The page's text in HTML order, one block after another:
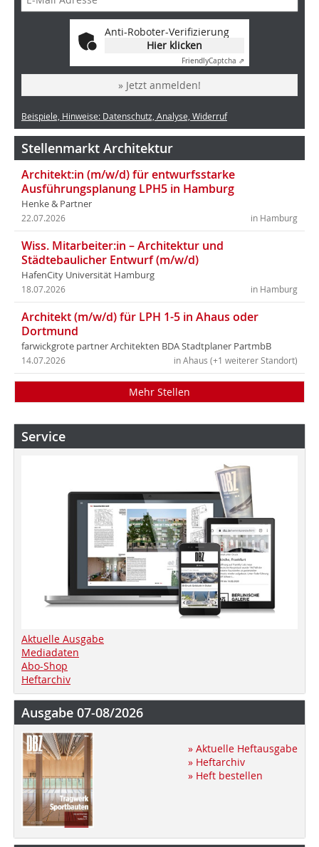
Anti-Roboter-Verifizierung
Hier klicken
FriendlyCaptcha ⇗
» Jetzt anmelden!
Beispiele, Hinweise: Datenschutz, Analyse, Widerruf
Stellenmarkt Architektur
Architekt:in (m/w/d) für entwurfsstarke
Ausführungsplanung LPH5 in Hamburg
Henke & Partner
in Hamburg
22.07.2026
Wiss. Mitarbeiter:in – Architektur und
Städtebaulicher Entwurf (m/w/d)
HafenCity Universität Hamburg
in Hamburg
18.07.2026
Architekt (m/w/d) für LPH 1-5 in Ahaus oder
Dortmund
farwickgrote partner Architekten BDA Stadtplaner PartmbB
in Ahaus (+1 weiterer Standort)
14.07.2026
Mehr Stellen
Service
Aktuelle Ausgabe
Mediadaten
Abo-Shop
Heftarchiv
Ausgabe 07-08/2026
» Aktuelle Heftausgabe
» Heftarchiv
» Heft bestellen